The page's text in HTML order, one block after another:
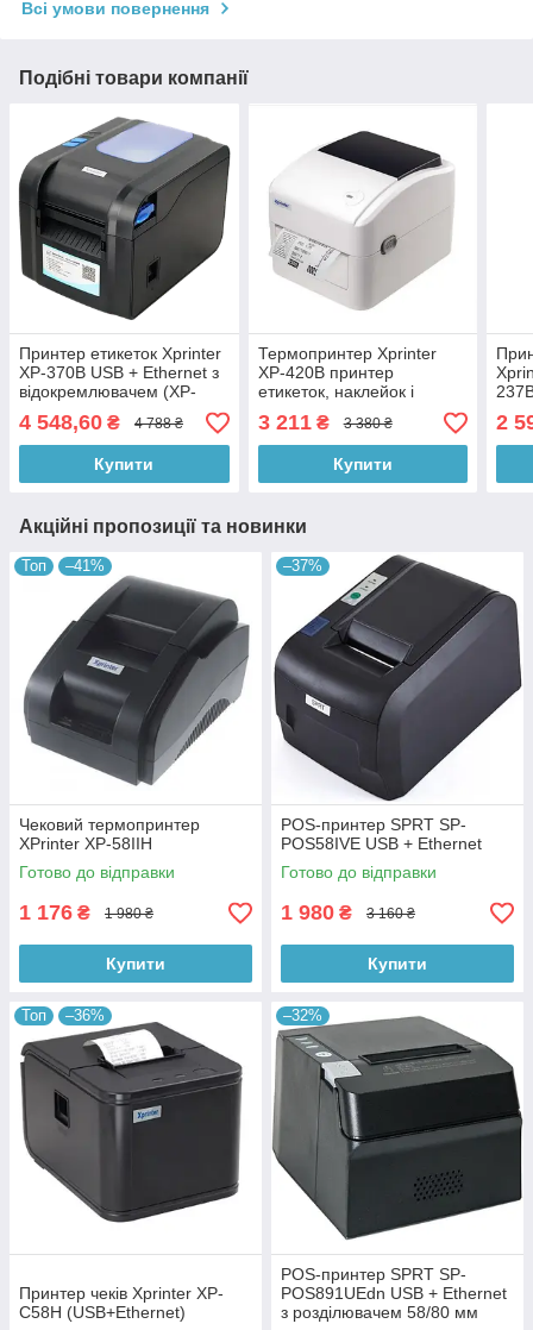
Всі умови повернення
Подібні товари компанії
Принтер етикеток Xprinter
XP-370B USB + Ethernet з
відокремлювачем (XP-
4 548,60 ₴ 4 788 ₴
Купити
Термопринтер Xprinter
XP-420B принтер
етикеток, наклейок і
для Нової пошти друку
ТТН
3 211₴ 3 380 ₴
Купити
2
Акційні пропозиції та новинки
Топ –41%
Чековий термопринтер
XPrinter XP-58IIH
Готово до відправки
1 176 ₴ 1 980 ₴
Купити
–37%
POS-принтер SPRT SP-
POS58IVE USB + Ethernet
Готово до відправки
1 980 ₴ 3 160 ₴
Купити
Топ –36%
Принтер чеків Xprinter XP-
C58H (USB+Ethernet)
–32%
POS-принтер SPRT SP-
POS891UEdn USB + Ethernet
з розділювачем 58/80 мм